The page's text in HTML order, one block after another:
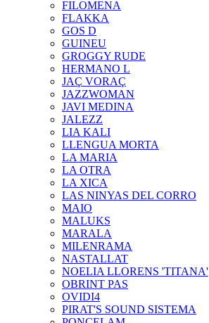
FILOMENA
FLAKKA
GOS D
GUINEU
GROGGY RUDE
HERMANO L
JAÇ VORAÇ
JAZZWOMAN
JAVI MEDINA
JALEZZ
LIA KALI
LLENGUA MORTA
LA MARIA
LA OTRA
LA XICA
LAS NINYAS DEL CORRO
MAIO
MALUKS
MARALA
MILENRAMA
NASTALLAT
NOELIA LLORENS 'TITANA'
OBRINT PAS
OVIDI4
PIRAT'S SOUND SISTEMA